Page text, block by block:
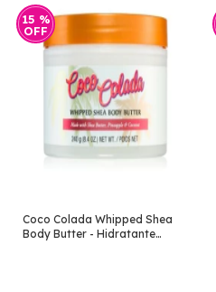
15 %
OFF
Coco Colada Whipped Shea
Body Butter - Hidratante